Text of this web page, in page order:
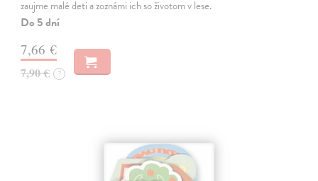
zaujme malé deti a zoznámi ich so životom v lese.
Do 5 dní
7,66 €
7,90 € ?